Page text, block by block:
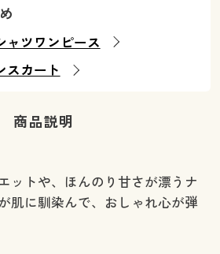
ャツワンピース
スカート
商品説明
ットや、ほんのり甘さが漂うナ
肌に馴染んで、おしゃれ心が弾